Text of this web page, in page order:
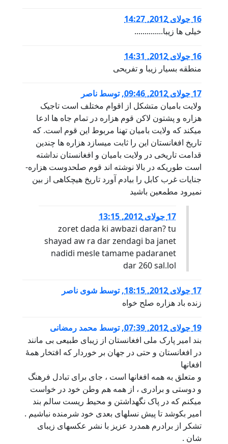
16 جولای 2012, 14:27
خیلی ها زیبا..............
16 جولای 2012, 14:31
منطقه بسیار زیبا و تفریحی
17 جولای 2012, 09:46 ,توسط ناصر
ولايت باميان متشکل از اقوام مختلف است تاجيک
هزاره و پشتون لاکن قوم هزاره در تمام جاه ها ادعا
ميکند که ولايت باميان تهنا مربوط اين قوم است. که
تاريخ افغانستان اين را ثابت ميسازد هزاره ها چندين
قدامت تاريخی در ولايت باميان و افغانستان نداشته
است طوريکه در بالا نوشته اند قوم صلحدوست هزاره-
جنايات غرب کابل را بيادم آورد تاريخ هيچکاهی از بين
نميرود مطمعين باشيد
17 جولای 2012, 13:15
zoret dada ki awbazi daran? tu
shayad aw ra dar zendagi ba janet
nadidi mesle tamame padaranet
dar 260 sal.lol
17 جولای 2012, 18:15 ,توسط شوی ناصر
زنده باد هزاره صلح خواه
19 جولای 2012, 07:39 ,توسط محمد رمضانی
بند امیر پارک ملی افغانستان از زیبای طبیعی بی مانند
در افغانستان و حتی در جهان بر خوردار که افتخار همۀ
افغانها
و متعلق به همه افغانها است ، جای برای تبادل فرهنگ
و دوستی و برادری ، از همه هم وطن خود در خواست
میکنم که در پاک نگهداشتن و محیط ریست سالم بند
امیر بکوشد تا پیش نسلهای بعدی خود شرمنده نباشیم .
تشکر از برادرم همدرد عزیز با نشر عکسهای زیبای
شان .